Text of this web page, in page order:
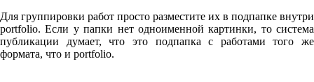
Для группировки работ просто разместите их в подпапке внутри
port­fo­lio. Если у папки нет одноименной картинки, то система
публикации думает, что это подпапка с работами того же
формата, что и port­fo­lio.